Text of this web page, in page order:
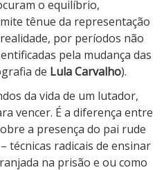
o equilíbrio,
tênue da representação
por períodos não
pela mudança das
de Lula Carvalho).
da vida de um lutador,
vencer. É a diferença entre
a presença do pai rude
técnicas radicais de ensinar
na prisão e ou como